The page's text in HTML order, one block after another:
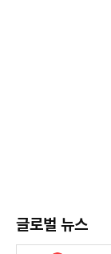
글로벌 뉴스